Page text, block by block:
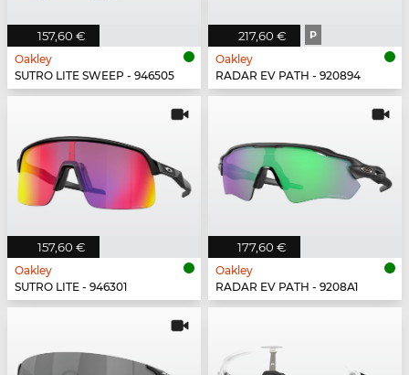
157,60 €
Oakley
SUTRO LITE SWEEP - 946505
217,60 € P
Oakley
RADAR EV PATH - 920894
157,60 €
Oakley
SUTRO LITE - 946301
177,60 €
Oakley
RADAR EV PATH - 9208A1